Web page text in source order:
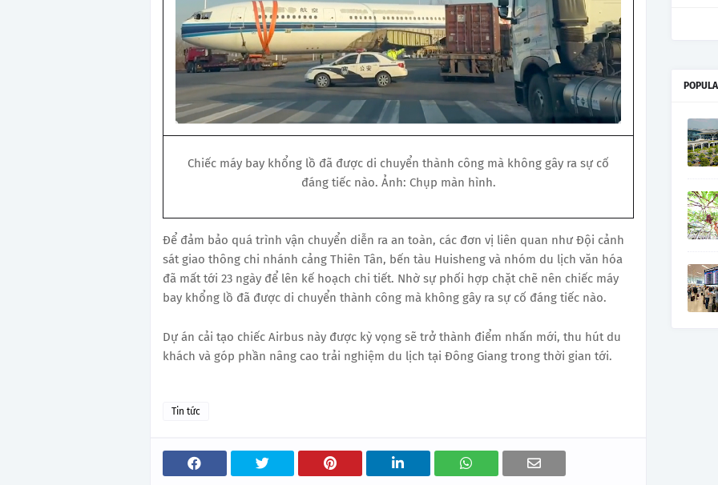
Chiếc máy bay khổng lồ đã được di chuyển thành công mà không gây ra sự cố
đáng tiếc nào. Ảnh: Chụp màn hình.
Để đảm bảo quá trình vận chuyển diễn ra an toàn, các đơn vị liên quan như Đội cảnh
sát giao thông chi nhánh cảng Thiên Tân, bến tàu Huisheng và nhóm du lịch văn hóa
đã mất tới 23 ngày để lên kế hoạch chi tiết. Nhờ sự phối hợp chặt chẽ nên chiếc máy
bay khổng lồ đã được di chuyển thành công mà không gây ra sự cố đáng tiếc nào.
Dự án cải tạo chiếc Airbus này được kỳ vọng sẽ trở thành điểm nhấn mới, thu hút du
khách và góp phần nâng cao trải nghiệm du lịch tại Đông Giang trong thời gian tới.
Tin tức